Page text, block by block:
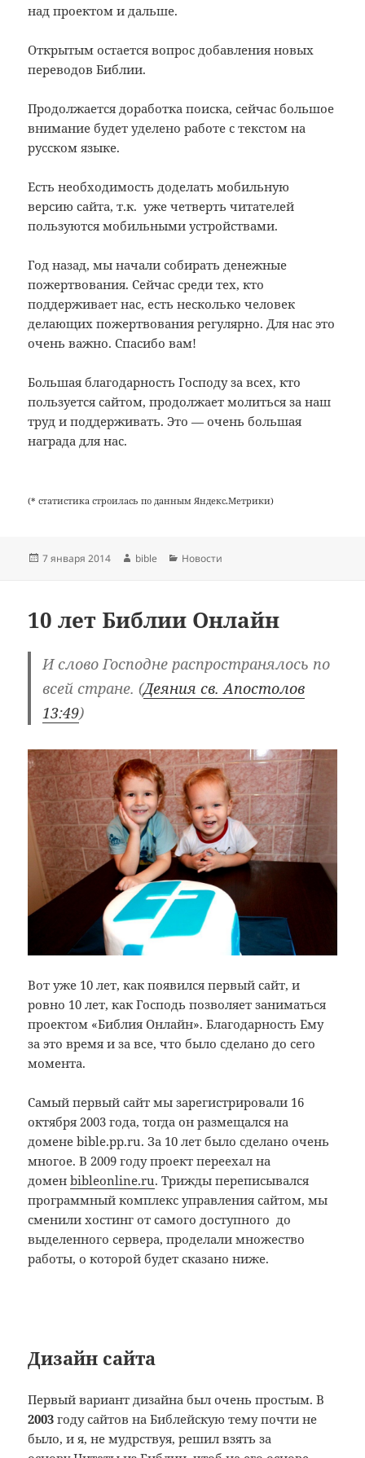
над проектом и дальше.
Открытым остается вопрос добавления новых
переводов Библии.
Продолжается доработка поиска, сейчас большое
внимание будет уделено работе с текстом на
русском языке.
Есть необходимость доделать мобильную
версию сайта, т.к. уже четверть читателей
пользуются мобильными устройствами.
Год назад, мы начали собирать денежные
пожертвования. Сейчас среди тех, кто
поддерживает нас, есть несколько человек
делающих пожертвования регулярно. Для нас это
очень важно. Спасибо вам!
Большая благодарность Господу за всех, кто
пользуется сайтом, продолжает молиться за наш
труд и поддерживать. Это — очень большая
награда для нас.
(* статистика строилась по данным Яндекс.Метрики)
Опубликовано
7 января 2014 Автор
bible Рубрики
Новости
10 лет Библии Онлайн
И слово Господне распространялось по
всей стране. (Деяния св. Апостолов
13:49)
Вот уже 10 лет, как появился первый сайт, и
ровно 10 лет, как Господь позволяет заниматься
проектом «Библия Онлайн». Благодарность Ему
за это время и за все, что было сделано до сего
момента.
Самый первый сайт мы зарегистрировали 16
октября 2003 года, тогда он размещался на
домене bible.pp.ru. За 10 лет было сделано очень
многое. В 2009 году проект переехал на
доменbibleonline.ru. Трижды переписывался
программный комплекс управления сайтом, мы
сменили хостинг от самого доступного до
выделенного сервера, проделали множество
работы, о которой будет сказано ниже.
Дизайн сайта
Первый вариант дизайна был очень простым. В
2003 году сайтов на Библейскую тему почти не
было, и я, не мудрствуя, решил взять за